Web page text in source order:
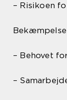
– Risikoen
– Behovet
–